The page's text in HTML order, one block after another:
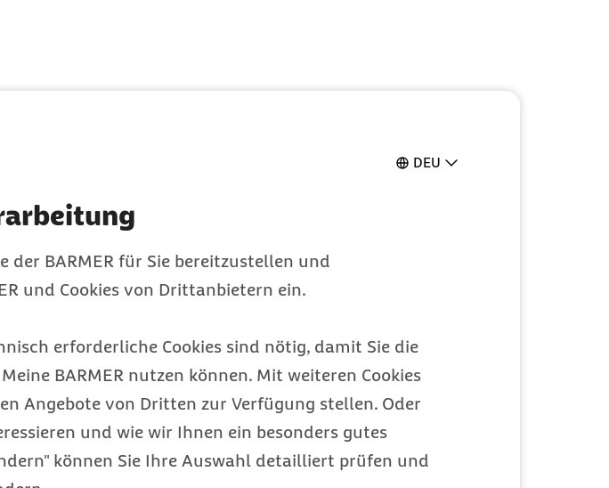
DEU
der BARMER für Sie bereitzustellen und
und Cookies von Drittanbietern ein.
erforderliche Cookies sind nötig, damit Sie die
BARMER nutzen können. Mit weiteren Cookies
Angebote von Dritten zur Verfügung stellen. Oder
und wie wir Ihnen ein besonders gutes
können Sie Ihre Auswahl detailliert prüfen und